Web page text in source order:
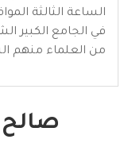
في الجامع الكبير
من العلماء منهم
صالح